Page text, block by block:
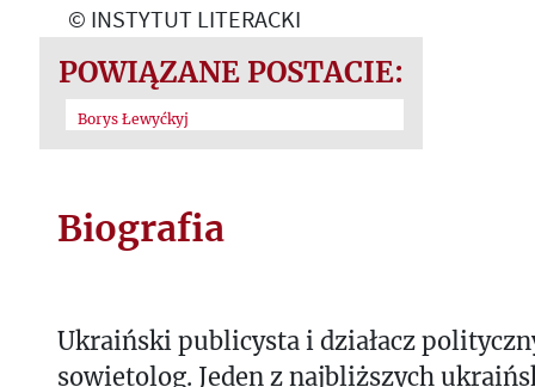
© INSTYTUT LITERACKI
POWIĄZANE POSTACIE:
Borys Łewyćkyj
Biografia
Ukraiński publicysta i działacz
sowietolog. Jeden z najbliższych